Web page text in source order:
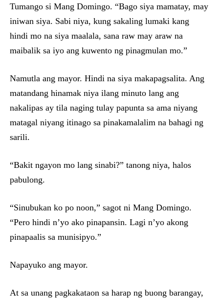
Tumango si Mang Domingo. “Bago siya mamatay, may
iniwan siya. Sabi niya, kung sakaling lumaki kang
hindi mo na siya maalala, sana raw may araw na
maibalik sa iyo ang kuwento ng pinagmulan mo.”
Namutla ang mayor. Hindi na siya makapagsalita. Ang
matandang hinamak niya ilang minuto lang ang
nakalipas ay tila naging tulay papunta sa ama niyang
matagal niyang itinago sa pinakamalalim na bahagi ng
sarili.
“Bakit ngayon mo lang sinabi?” tanong niya, halos
pabulong.
“Sinubukan ko po noon,” sagot ni Mang Domingo.
“Pero hindi n’yo ako pinapansin. Lagi n’yo akong
pinapaalis sa munisipyo.”
Napayuko ang mayor.
At sa unang pagkakataon sa harap ng buong barangay,